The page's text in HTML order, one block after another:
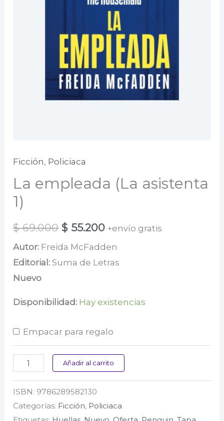
Ficción, Policiaca
La empleada (La asistenta
1)
$69.000 El
precio
original
$ 69.000.
$ 55.200El
precio
actual
$ 55.200.
+envío gratis
Autor: Freida McFadden
Editorial: Suma de Letras
Nuevo
Disponibilidad: Hay existencias
Empacar para regalo
(La
asistenta
Añadir al carrito
ISBN: 9786289582130
Categorías: Ficción, Policiaca